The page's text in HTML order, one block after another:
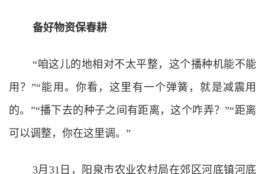
备好物资保春耕
“咱这儿的地相对不太平整，这个播种机能不能
用？”“能用。你看，这里有一个弹簧，就是减震用
的。”“播下去的种子之间有距离，这个咋弄？”“距离
可以调整，你在这里调。”
3月31日，阳泉市农业农村局在郊区河底镇河底